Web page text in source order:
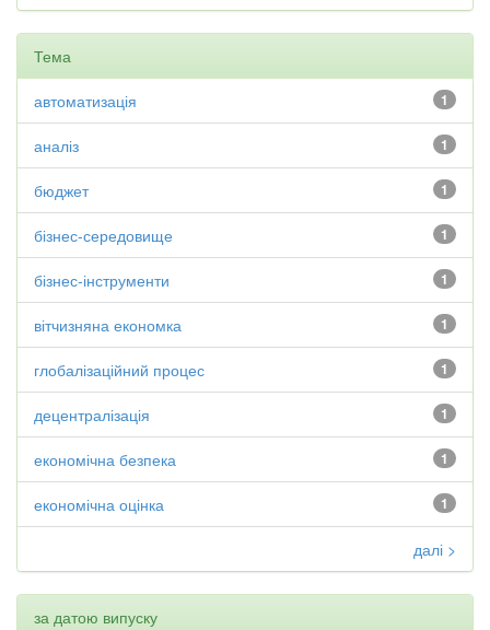
Тема
1
автоматизація
1
аналіз
1
бюджет
1
бізнес-середовище
1
бізнес-інструменти
1
вітчизняна економка
1
глобалізаційний процес
1
децентралізація
1
економічна безпека
1
економічна оцінка
далі >
за датою випуску